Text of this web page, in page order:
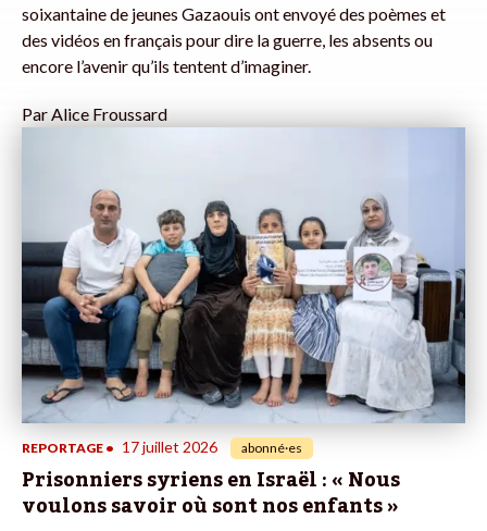
soixantaine de jeunes Gazaouis ont envoyé des poèmes et
des vidéos en français pour dire la guerre, les absents ou
encore l’avenir qu’ils tentent d’imaginer.
ParAlice Froussard
REPORTAGE • 17 juillet 2026 abonné·es
Prisonniers syriens en Israël : « Nous
voulons savoir où sont nos enfants »